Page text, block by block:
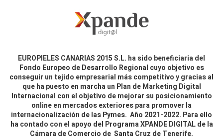
EUROPIELES CANARIAS 2015 S.L. ha sido beneficiaria del
Fondo Europeo de Desarrollo Regional cuyo objetivo es
conseguir un tejido empresarial más competitivo y gracias al
que ha puesto en marcha un Plan de Marketing Digital
Internacional con el objetivo de mejorar su posicionamiento
online en mercados exteriores para promover la
internacionalización de las Pymes. Año 2021-2022. Para ello
ha contado con el apoyo del Programa XPANDE DIGITAL de la
Cámara de Comercio de Santa Cruz de Tenerife.